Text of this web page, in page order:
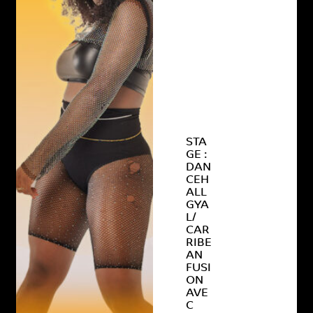
STA
GE :
DAN
CEH
ALL
GYA
L/
CAR
RIBE
AN
FUSI
ON
AVE
C